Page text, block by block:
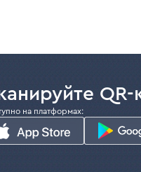
на платформах: